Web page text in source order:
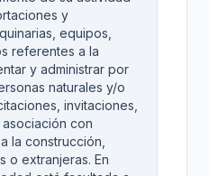
y
equipos,
referentes a la
y administrar por
naturales y/o
invitaciones,
con
la construcción,
o extranjeras. En